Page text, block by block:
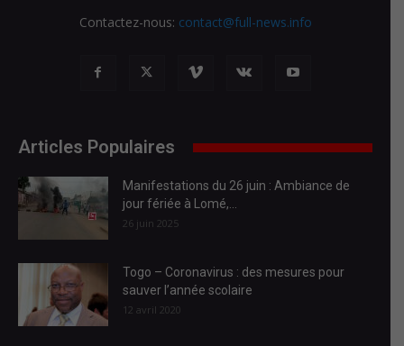
Contactez-nous: contact@full-news.info
Articles Populaires
Manifestations du 26 juin : Ambiance de
jour fériée à Lomé,...
26 juin 2025
Togo – Coronavirus : des mesures pour
sauver l’année scolaire
12 avril 2020